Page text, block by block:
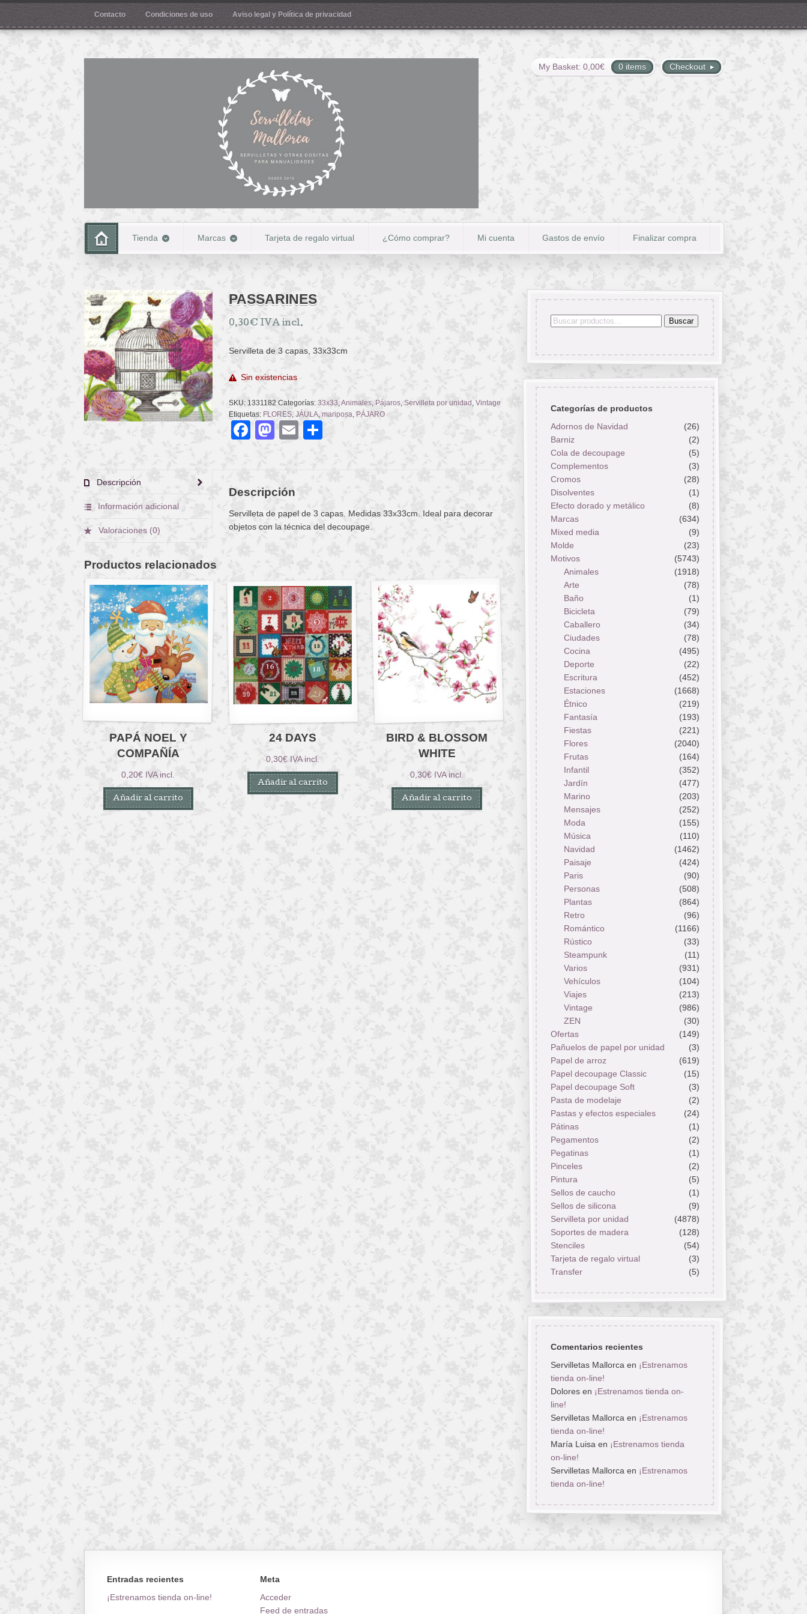
Contacto Condiciones de uso Aviso legal y Política de privacidad
Checkout
My Basket: 0,00€ 0 items
Tienda Marcas Tarjeta de regalo virtual ¿Cómo comprar? Mi cuenta Gastos de envío Finalizar compra
PASSARINES
0,30€ IVA incl.
Servilleta de 3 capas, 33x33cm
Sin existencias
SKU: 1331182 Categorías: 33x33 Animales, Pájaros, Servilleta por unidad Vintage
Etiquetas: FLORES, JÁULA, mariposa PÁJARO
Facebook
Mastodon
Email
Descripción
Información adicional
Valoraciones (0)
Descripción
Servilleta de papel de 3 capas. Medidas 33x33cm. Ideal para decorar
objetos con la técnica del decoupage.
Productos relacionados
PAPÁ NOEL Y
COMPAÑÍA
0,20€ IVA incl.
Añadir al carrito
24 DAYS
0,30€ IVA incl.
Añadir al carrito
BIRD & BLOSSOM
WHITE
0,30€ IVA incl.
Añadir al carrito
Buscar
Buscar
Categorías de productos
Adornos de Navidad
(26)
Barniz
(2)
Cola de decoupage
(5)
Complementos
(3)
Cromos
(28)
Disolventes
(1)
Efecto dorado y metálico
(8)
Marcas
(634)
Mixed media
(9)
Molde
(23)
Motivos
(5743)
Animales
(1918)
Arte
(78)
Baño
(1)
Bicicleta
(79)
Caballero
(34)
Ciudades
(78)
Cocina
(495)
Deporte
(22)
Escritura
(452)
Estaciones
(1668)
Étnico
(219)
Fantasía
(193)
Fiestas
(221)
Flores
(2040)
Frutas
(164)
Infantil
(352)
Jardín
(477)
Marino
(203)
Mensajes
(252)
Moda
(155)
Música
(110)
Navidad
(1462)
Paisaje
(424)
Paris
(90)
Personas
(508)
Plantas
(864)
Retro
(96)
Romántico
(1166)
Rústico
(33)
Steampunk
(11)
Varios
(931)
Vehículos
(104)
Viajes
(213)
Vintage
(986)
ZEN
(30)
Ofertas
(149)
Pañuelos de papel por unidad
(3)
Papel de arroz
(619)
Papel decoupage Classic
(15)
Papel decoupage Soft
(3)
Pasta de modelaje
(2)
Pastas y efectos especiales
(24)
Pátinas
(1)
Pegamentos
(2)
Pegatinas
(1)
Pinceles
(2)
Pintura
(5)
Sellos de caucho
(1)
Sellos de silicona
(9)
Servilleta por unidad
(4878)
Soportes de madera
(128)
Stenciles
(54)
Tarjeta de regalo virtual
(3)
Transfer
(5)
Comentarios recientes
Servilletas Mallorcaen ¡Estrenamos
tienda on-line!
Doloresen ¡Estrenamos tienda on-
line!
Servilletas Mallorcaen ¡Estrenamos
tienda on-line!
María Luisaen ¡Estrenamos tienda
on-line!
Servilletas Mallorcaen ¡Estrenamos
tienda on-line!
Entradas recientes
¡Estrenamos tienda on-line!
Meta
Acceder
Feed de entradas